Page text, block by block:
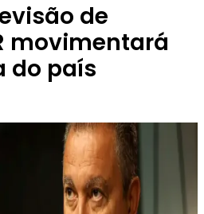
de
movimentará
do país